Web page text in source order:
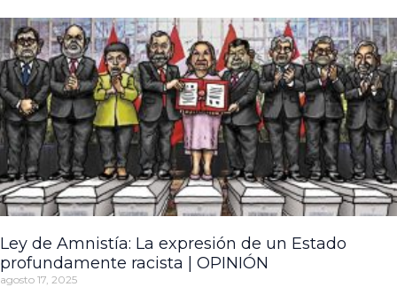
Ley de Amnistía: La expresión de un Estado
profundamente racista | OPINIÓN
agosto 17, 2025